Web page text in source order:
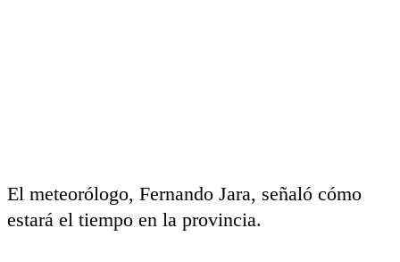
El meteorólogo, Fernando Jara, señaló cómo
estará el tiempo en la provincia.